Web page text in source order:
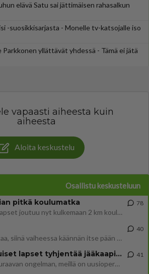
elävä Satu sai jättimäisen rahasalkun
-suosikkisarjasta - Monelle tv-katsojalle iso
Parkkonen yllättävät yhdessä - Tämä ei jätä
vapaasti aiheesta kuin
aiheesta
Aloita keskustelu
Osallistu keskusteluun
pitkä koulumatka
Hesarissa päivitellään lapset joutuu nyt kulkemaan 2 km kouluun jösses. Ruostefillarilla tuo matka menee vaikka miten äk
78
Mutta mies vain tuijottaa, siinä vaiheessa käännän itse pään pois. Mikä juttu? Yleensä jos joku tuijottaa tai katsoo, hä
40
Uusioperheen aikuiset lapset tyhjentää jääkaapin käydessään
Miten selvittäisitte seuraavan ongelman, meillä on uusioperhe, minulla teini-ikäiset lapset ja puolisolla aikuiset, jotk
41